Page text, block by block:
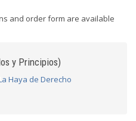
and order form are available
y Principios)
Haya de Derecho